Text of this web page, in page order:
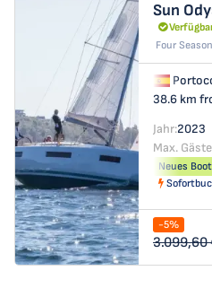
Sun
Four
38.6 km
Jahr:2023
Max.
Neues Boot
-5%
3.099,60